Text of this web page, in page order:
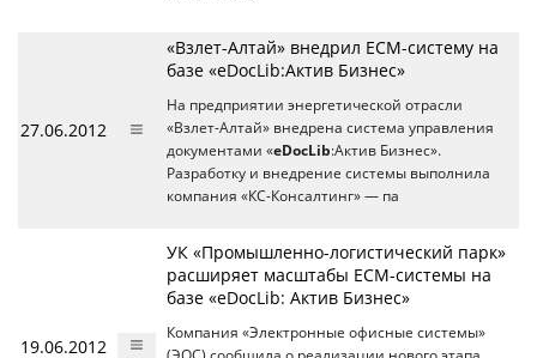
27.06.2012
«Взлет-Алтай» внедрил ECM-систему на
базе «eDocLib:Актив Бизнес»
На предприятии энергетической отрасли
«Взлет-Алтай» внедрена система управления
документами «eDocLib:Актив Бизнес».
Разработку и внедрение системы выполнила
компания «КС-Консалтинг» — па
19.06.2012
УК «Промышленно-логистический парк»
расширяет масштабы ECM-системы на
базе «eDocLib: Актив Бизнес»
Компания «Электронные офисные системы»